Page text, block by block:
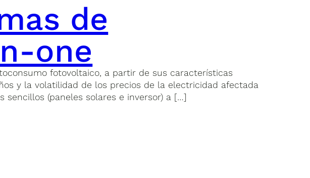
de
one
fotovoltaico, a partir de sus características
y la volatilidad de los precios de la electricidad afectada
(paneles solares e inversor) a […]